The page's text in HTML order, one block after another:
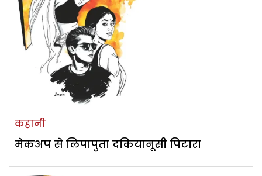
कहानी
मेकअप से लिपापुता दकियानूसी पिटारा